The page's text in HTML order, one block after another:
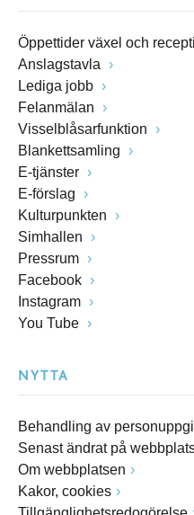
Öppettider växel och
Anslagstavla
Lediga jobb
Felanmälan
Visselblåsarfunktion
Blankettsamling
E-tjänster
E-förslag
Kulturpunkten
Simhallen
Pressrum
Facebook
Instagram
You Tube
NYTTA
Behandling av
Senast ändrat på
Om webbplatsen
Kakor, cookies